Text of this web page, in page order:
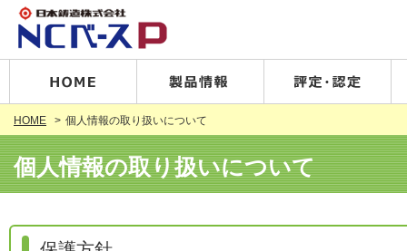
HOME 個人情報の取り扱いについて
個人情報の取り扱いについて